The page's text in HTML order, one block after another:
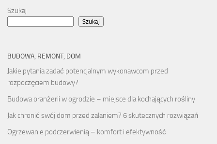
Szukaj
Szukaj
BUDOWA, REMONT, DOM
Jakie pytania zadać potencjalnym wykonawcom przed
rozpoczęciem budowy?
Budowa oranżerii w ogrodzie – miejsce dla kochających rośliny
Jak chronić swój dom przed zalaniem? 6 skutecznych rozwiązań
Ogrzewanie podczerwienią – komfort i efektywność